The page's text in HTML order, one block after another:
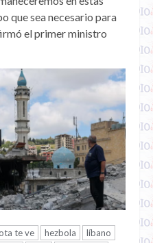
que sea necesario para
el primer ministro
te ve hezbola
líbano